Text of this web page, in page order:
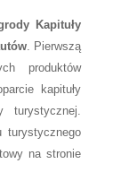
Kapituły
. Pierwszą
produktów
kapituły
turystycznej.
turystycznego
na stronie